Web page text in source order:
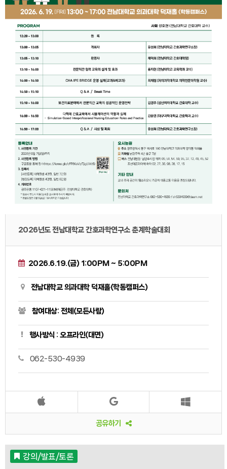
2026년도 전남대학교 간호과학연구소 춘계학술대회
2026.6.19.(금) 1:00PM ~ 5:00PM
전남대학교 의과대학 덕재홀(학동캠퍼스)
참여대상: 전체(모든사람)
행사방식 : 오프라인(대면)
062-530-4939
공유하기
강의/발표/토론